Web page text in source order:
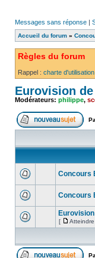
Messages sans réponse |
Accueil du forum »
Règles du forum
Rappel : charte
Eurovision de
Modérateurs: philippe,
Concours
Concours
[